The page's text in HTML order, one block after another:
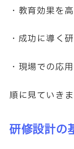
・教育効果を
・成功に導く
・現場での応
順に見ていきま
研修設計の